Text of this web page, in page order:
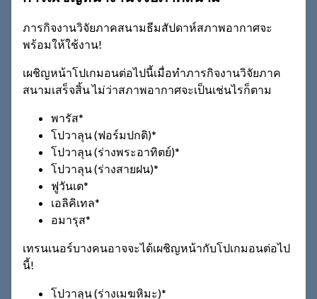
ภารกิจงานวิจัยภาคสนามธีมสัปดาห์สภาพอากาศจะ
พร้อมให้ใช้งาน!
เผชิญหน้าโปเกมอนต่อไปนี้เมื่อทำภารกิจงานวิจัยภาค
สนามเสร็จสิ้น ไม่ว่าสภาพอากาศจะเป็นเช่นไรก็ตาม
พารัส*
โปวาลุน (ฟอร์มปกติ)*
โปวาลุน (ร่างพระอาทิตย์)*
โปวาลุน (ร่างสายฝน)*
ฟูวันเต*
เอลิคิเทล*
อมารุส*
เทรนเนอร์บางคนอาจจะได้เผชิญหน้ากับโปเกมอนต่อไป
นี้!
โปวาลุน (ร่างเมฆหิมะ)*